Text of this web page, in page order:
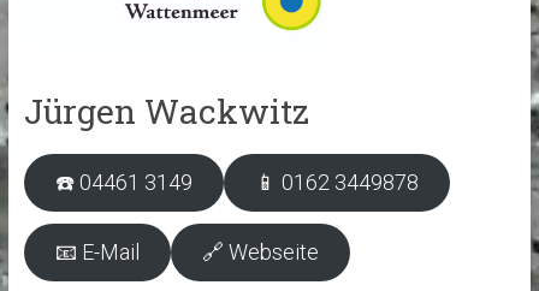
Jürgen Wackwitz
☎️ 04461 3149 📱 0162 3449878
📧 E-Mail 🔗 Webseite